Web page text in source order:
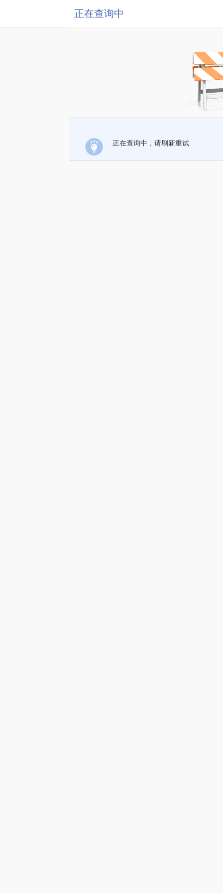
正在查询中
正在查询中，请刷新重试